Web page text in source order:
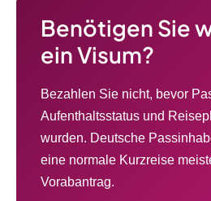
Benötigen Sie
ein Visum?
Bezahlen Sie nicht, bevor
Aufenthaltsstatus und
wurden. Deutsche
eine normale Kurzreise
Vorabantrag.